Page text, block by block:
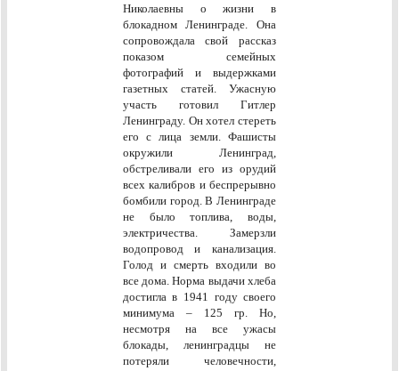
Николаевны о жизни в
блокадном Ленинграде. Она
сопровождала свой рассказ
показом семейных
фотографий и выдержками
газетных статей. Ужасную
участь готовил Гитлер
Ленинграду. Он хотел стереть
его с лица земли. Фашисты
окружили Ленинград,
обстреливали его из орудий
всех калибров и беспрерывно
бомбили город. В Ленинграде
не было топлива, воды,
электричества. Замерзли
водопровод и канализация.
Голод и смерть входили во
все дома. Норма выдачи хлеба
достигла в 1941 году своего
минимума – 125 гр. Но,
несмотря на все ужасы
блокады, ленинградцы не
потеряли человечности,